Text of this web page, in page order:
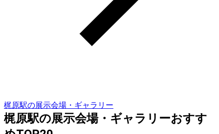
梶原駅の展示会場・ギャラリー
梶原駅の展示会場・ギャラリーおすす